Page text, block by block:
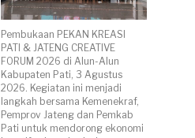
Pembukaan PEKAN KREASI
PATI & JATENG CREATIVE
FORUM 2026 di Alun-Alun
Kabupaten Pati, 3 Agustus
2026. Kegiatan ini menjadi
langkah bersama Kemenekraf,
Pemprov Jateng dan Pemkab
Pati untuk mendorong ekonomi